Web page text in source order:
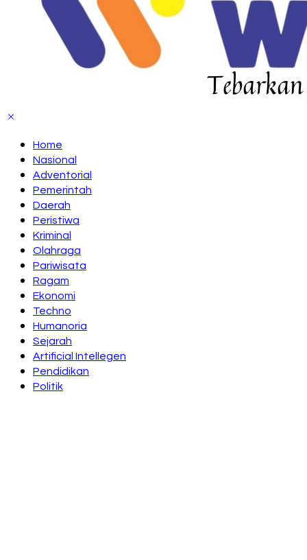
Home
Nasional
Adventorial
Pemerintah
Daerah
Peristiwa
Kriminal
Olahraga
Pariwisata
Ragam
Ekonomi
Techno
Humanoria
Sejarah
Artificial Intellegen
Pendidikan
Politik